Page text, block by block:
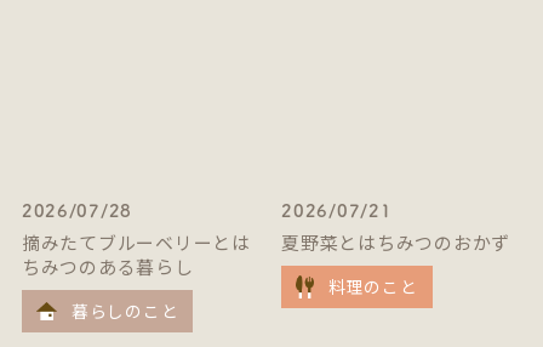
2026/07/28
摘みたてブルーベリーとは
ちみつのある暮らし
暮らしのこと
2026/07/21
夏野菜とはちみつのおかず
料理のこと